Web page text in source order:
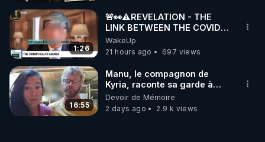
1:26
🚨👀⚠️REVELATION - THE
LINK BETWEEN THE COVID
VACCINE AND CANCER -LIEN
VACCIN COVID ET CANCER
WakeUp
21 hours ago
697 views
16:55
Manu, le compagnon de
Kyria, raconte sa garde à
vue musclée. PARTAGEZ!
Devoir de Mémoire
2 days ago
2.9 k views